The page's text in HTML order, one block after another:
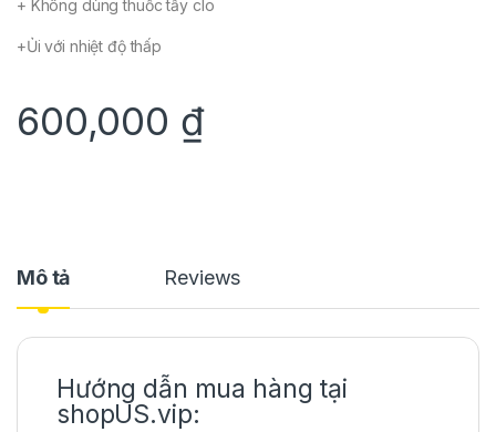
+ Không dùng thuốc tẩy clo
+Ủi với nhiệt độ thấp
600,000 ₫
Mô tả Reviews
Hướng dẫn mua hàng tại
shopUS.vip: